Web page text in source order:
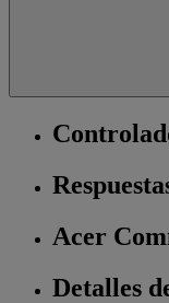
Acer
Detalles